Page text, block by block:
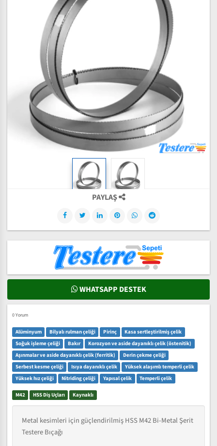
PAYLAŞ
WHATSAPP DESTEK
0 Yorum
Alüminyum Bilyalı rulman çeliği Pirinç
Kasa sertleştirilmiş çelik
Soğuk işleme çeliği
Bakır
Korozyon ve aside dayanıklı çelik (östenitik)
Aşınmalar ve aside dayanıklı çelik (ferritik)
Derin çekme çeliği
Serbest kesme çeliği
Isıya dayanıklı çelik
Yüksek alaşımlı temperli çelik
Yüksek hız çeliği
Nitriding çeliği Yapısal çelik Temperli çelik
M42 HSS Diş Uçları Kaynaklı
Metal kesimleri için güçlendirilmiş HSS M42 Bi-Metal Şerit
Testere Bıçağı